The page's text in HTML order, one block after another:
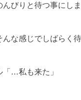
んびりと待つ事にし
んな感じでしばらく
「…私も来た」